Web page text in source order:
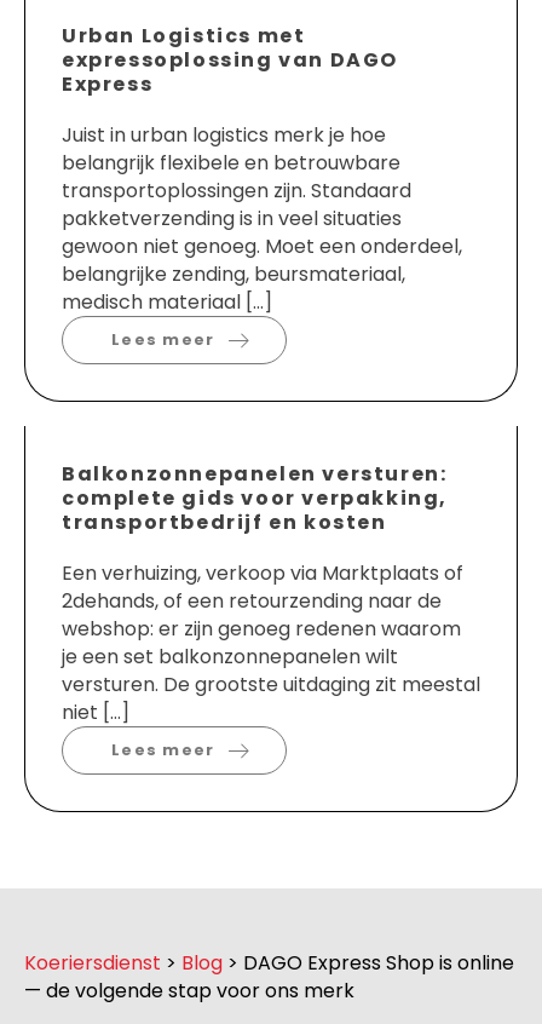
Urban Logistics met
expressoplossing van DAGO
Express
Juist in urban logistics merk je hoe
belangrijk flexibele en betrouwbare
transportoplossingen zijn. Standaard
pakketverzending is in veel situaties
gewoon niet genoeg. Moet een onderdeel,
belangrijke zending, beursmateriaal,
medisch materiaal […]
Lees meer
Balkonzonnepanelen versturen:
complete gids voor verpakking,
transportbedrijf en kosten
Een verhuizing, verkoop via Marktplaats of
2dehands, of een retourzending naar de
webshop: er zijn genoeg redenen waarom
je een set balkonzonnepanelen wilt
versturen. De grootste uitdaging zit meestal
niet […]
Lees meer
Koeriersdienst > Blog > DAGO Express Shop is online
— de volgende stap voor ons merk